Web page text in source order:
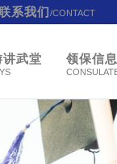
系我们/CONTACT
讲武堂 领保信息